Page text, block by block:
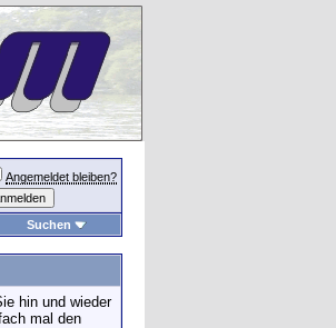
Angemeldet bleiben?
Suchen
hin und wieder
mal den